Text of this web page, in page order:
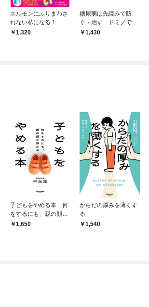
ホルモンにふりまわさ
れない私になる！
1,320
糖尿病は先読みで防
ぐ・治す ドミノでわ
かる糖尿病の将来
1,430
子どもをやめる本 何
をするにも、親の顔が
浮かぶ
1,650
からだの厚みを薄くす
る
1,540